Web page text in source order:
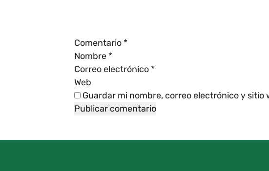
Comentario *
Nombre *
Correo electrónico *
Web
Guardar mi nombre, correo electrónico y